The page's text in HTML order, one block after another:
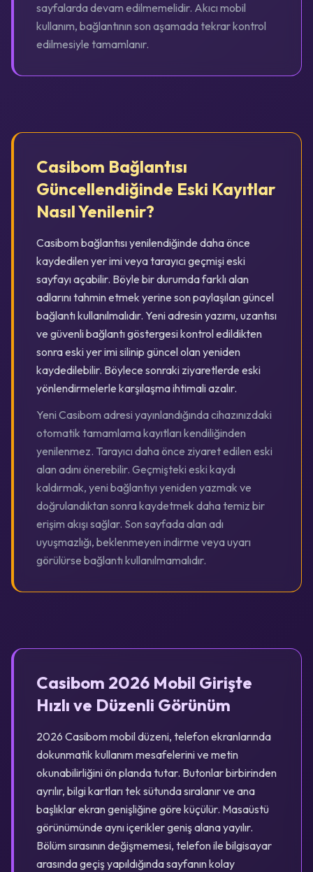
sayfalarda devam edilmemelidir. Akıcı mobil
kullanım, bağlantının son aşamada tekrar kontrol
edilmesiyle tamamlanır.
Casibom Bağlantısı
Güncellendiğinde Eski Kayıtlar
Nasıl Yenilenir?
Casibom bağlantısı yenilendiğinde daha önce
kaydedilen yer imi veya tarayıcı geçmişi eski
sayfayı açabilir. Böyle bir durumda farklı alan
adlarını tahmin etmek yerine son paylaşılan güncel
bağlantı kullanılmalıdır. Yeni adresin yazımı, uzantısı
ve güvenli bağlantı göstergesi kontrol edildikten
sonra eski yer imi silinip güncel olan yeniden
kaydedilebilir. Böylece sonraki ziyaretlerde eski
yönlendirmelerle karşılaşma ihtimali azalır.
Yeni Casibom adresi yayınlandığında cihazınızdaki
otomatik tamamlama kayıtları kendiliğinden
yenilenmez. Tarayıcı daha önce ziyaret edilen eski
alan adını önerebilir. Geçmişteki eski kaydı
kaldırmak, yeni bağlantıyı yeniden yazmak ve
doğrulandıktan sonra kaydetmek daha temiz bir
erişim akışı sağlar. Son sayfada alan adı
uyuşmazlığı, beklenmeyen indirme veya uyarı
görülürse bağlantı kullanılmamalıdır.
Casibom 2026 Mobil Girişte
Hızlı ve Düzenli Görünüm
2026 Casibom mobil düzeni, telefon ekranlarında
dokunmatik kullanım mesafelerini ve metin
okunabilirliğini ön planda tutar. Butonlar birbirinden
ayrılır, bilgi kartları tek sütunda sıralanır ve ana
başlıklar ekran genişliğine göre küçülür. Masaüstü
görünümünde aynı içerikler geniş alana yayılır.
Bölüm sırasının değişmemesi, telefon ile bilgisayar
arasında geçiş yapıldığında sayfanın kolay